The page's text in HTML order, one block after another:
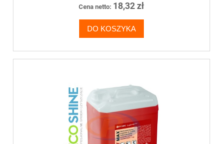
Cena netto: 18,32 zł
DO KOSZYKA